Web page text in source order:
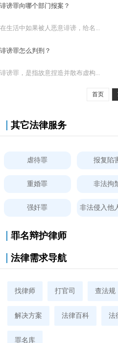
诽谤罪向哪个部门报案？
在生活中如果被人恶意诽谤，给名...
诽谤罪怎么判刑？
诽谤罪，是指故意捏造并散布虚构...
首页
其它法律服务
虐待罪 报复陷
重婚罪 非法拘
强奸罪 非法侵入他
罪名辩护律师
法律需求导航
找律师 打官司 查法规
解决方案 法律百科 法
罪名库